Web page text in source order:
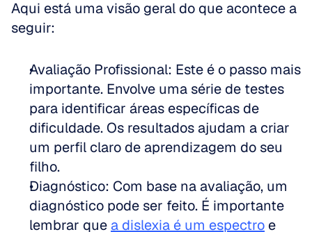
Aqui está uma visão geral do que acontece a
seguir:
Avaliação Profissional: Este é o passo mais
importante. Envolve uma série de testes
para identificar áreas específicas de
dificuldade. Os resultados ajudam a criar
um perfil claro de aprendizagem do seu
filho.
Diagnóstico: Com base na avaliação, um
diagnóstico pode ser feito. É importante
lembrar que a dislexia é um espectro e